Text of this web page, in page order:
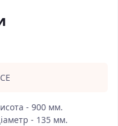
- 900 мм.
- 135 мм.